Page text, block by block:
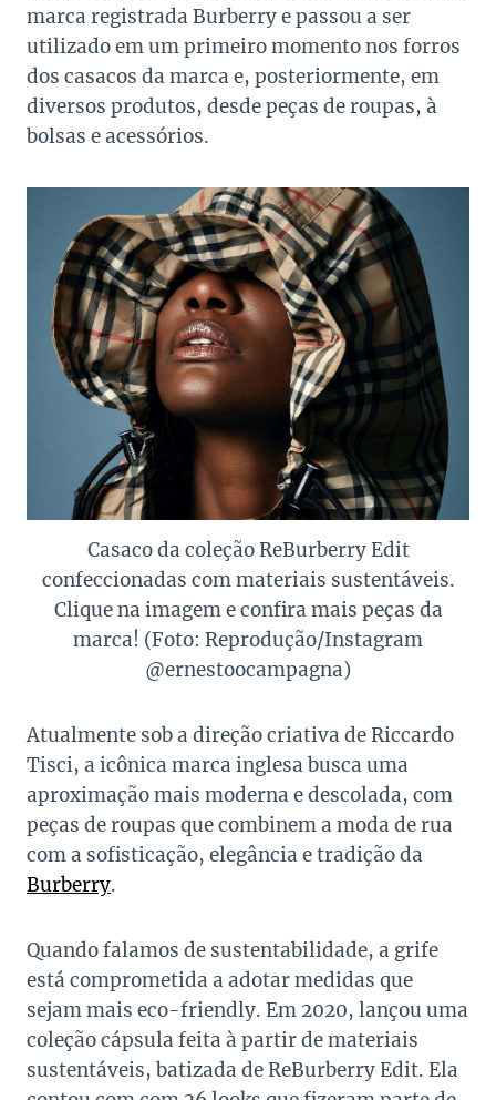
marca registrada Burberry e passou a ser
utilizado em um primeiro momento nos forros
dos casacos da marca e, posteriormente, em
diversos produtos, desde peças de roupas, à
bolsas e acessórios.
Casaco da coleção ReBurberry Edit
confeccionadas com materiais sustentáveis.
Clique na imagem e confira mais peças da
marca! (Foto: Reprodução/Instagram
@ernestoocampagna)
Atualmente sob a direção criativa de Riccardo
Tisci, a icônica marca inglesa busca uma
aproximação mais moderna e descolada, com
peças de roupas que combinem a moda de rua
com a sofisticação, elegância e tradição da
Burberry.
Quando falamos de sustentabilidade, a grife
está comprometida a adotar medidas que
sejam mais eco-friendly. Em 2020, lançou uma
coleção cápsula feita à partir de materiais
sustentáveis, batizada de ReBurberry Edit. Ela